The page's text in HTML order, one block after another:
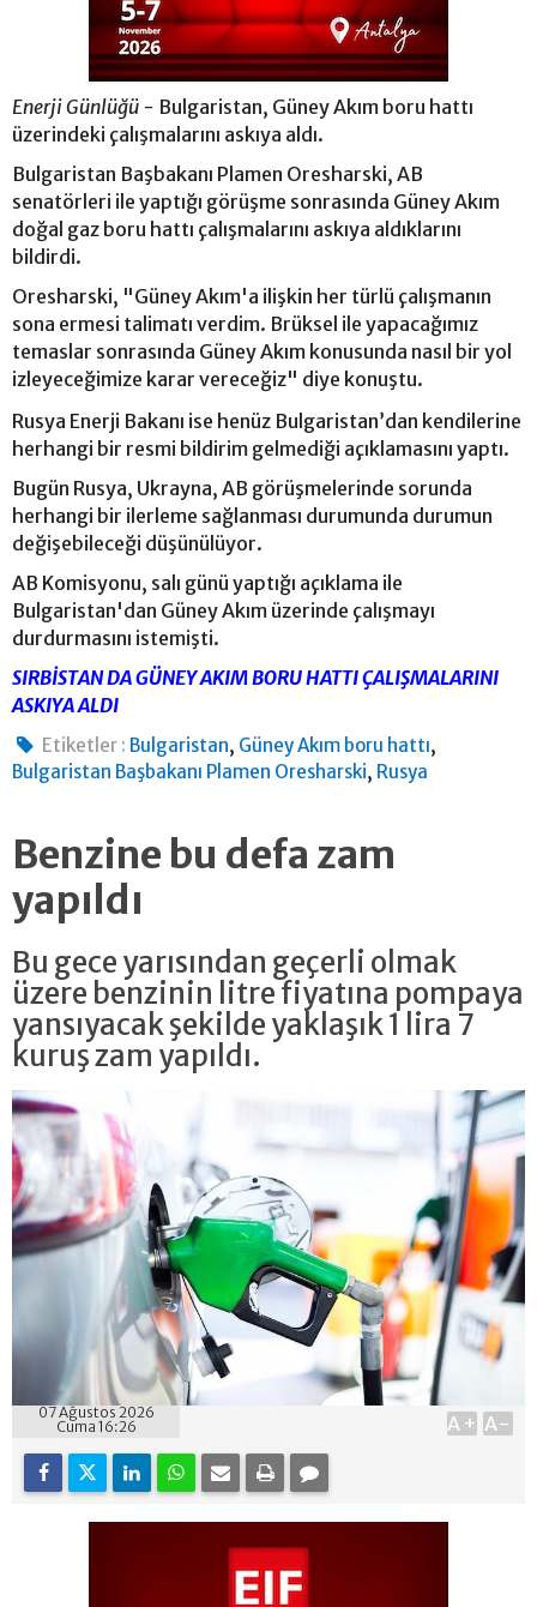
Enerji Günlüğü - Bulgaristan, Güney Akım boru hattı
üzerindeki çalışmalarını askıya aldı.
Bulgaristan Başbakanı Plamen Oresharski, AB
senatörleri ile yaptığı görüşme sonrasında Güney Akım
doğal gaz boru hattı çalışmalarını askıya aldıklarını
bildirdi.
Oresharski, "Güney Akım'a ilişkin her türlü çalışmanın
sona ermesi talimatı verdim. Brüksel ile yapacağımız
temaslar sonrasında Güney Akım konusunda nasıl bir yol
izleyeceğimize karar vereceğiz" diye konuştu.
Rusya Enerji Bakanı ise henüz Bulgaristan’dan kendilerine
herhangi bir resmi bildirim gelmediği açıklamasını yaptı.
Bugün Rusya, Ukrayna, AB görüşmelerinde sorunda
herhangi bir ilerleme sağlanması durumunda durumun
değişebileceği düşünülüyor.
AB Komisyonu, salı günü yaptığı açıklama ile
Bulgaristan'dan Güney Akım üzerinde çalışmayı
durdurmasını istemişti.
SIRBİSTAN DA GÜNEY AKIM BORU HATTI ÇALIŞMALARINI
ASKIYA ALDI
Etiketler : Bulgaristan, Güney Akım boru hattı,
Bulgaristan Başbakanı Plamen Oresharski, Rusya
Benzine bu defa zam
yapıldı
Bu gece yarısından geçerli olmak
üzere benzinin litre fiyatına pompaya
yansıyacak şekilde yaklaşık 1 lira 7
kuruş zam yapıldı.
07 Ağustos 2026
Cuma 16:26
A+ A-